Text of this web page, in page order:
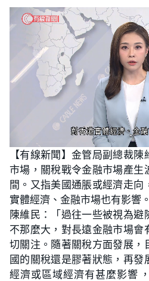
n
m
t
e
L
o
a
d
e
d
:
4
6
.
4
8
%
【有線新聞】金管局副總裁
市場，關稅戰令金融市場產生
間。又指美國通脹或經濟走
實體經濟、金融市場也有影響。
陳維民：「過往一些被視為
不那麼大，對長遠金融市場會
切關注。隨著關稅方面發展，
國的關稅還是膠著狀態，再
經濟或區域經濟有甚麼影響